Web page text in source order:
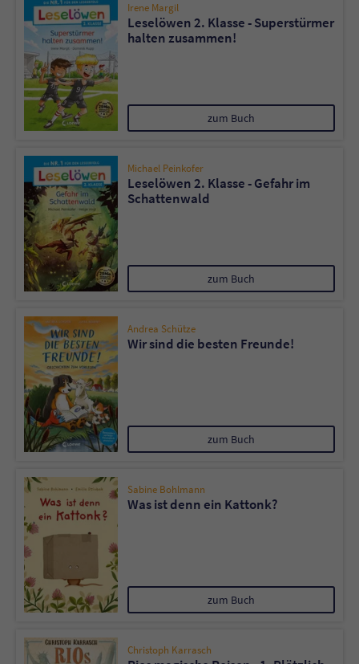
Irene Margil
Leselöwen 2. Klasse - Superstürmer
halten zusammen!
zum Buch
Michael Peinkofer
Leselöwen 2. Klasse - Gefahr im
Schattenwald
zum Buch
Andrea Schütze
Wir sind die besten Freunde!
zum Buch
Sabine Bohlmann
Was ist denn ein Kattonk?
zum Buch
Christoph Karrasch